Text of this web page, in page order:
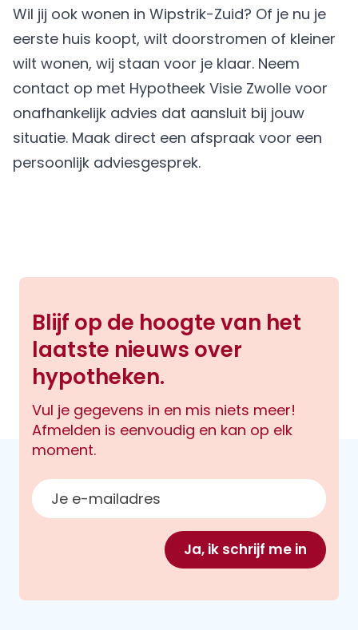
Wil jij ook wonen in Wipstrik-Zuid? Of je nu je
eerste huis koopt, wilt doorstromen of kleiner
wilt wonen, wij staan voor je klaar. Neem
contact op met Hypotheek Visie Zwolle voor
onafhankelijk advies dat aansluit bij jouw
situatie. Maak direct een afspraak voor een
persoonlijk adviesgesprek.
Blijf op de hoogte van het
laatste nieuws over
hypotheken.
Vul je gegevens in en mis niets meer!
Afmelden is eenvoudig en kan op elk
moment.
E-mailadres
Ja, ik schrijf me in